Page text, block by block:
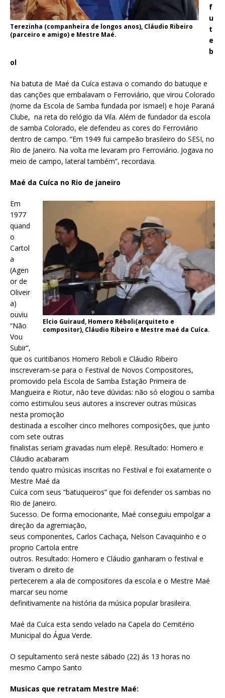
Terezinha (companheira de longos anos), Cláudio Ribeiro
(parceiro e amigo) e Mestre Maé.
f
u
t
e
b
ol
Na batuta de Maé da Cuíca estava o comando do batuque e
das canções que embalavam o Ferroviário, que virou Colorado
(nome da Escola de Samba fundada por Ismael) e hoje Paraná
Clube, na reta do relógio da Vila. Além de fundador da escola
de samba Colorado, ele defendeu as cores do Ferroviário
dentro de campo. “Em 1949 fui campeão brasileiro do SESI, no
Rio de Janeiro. Na volta me levaram pro Ferroviário. Jogava no
meio de campo, lateral também”, recordava.
Maé da Cuíca no Rio de janeiro
Elcio Guiraud, Homero Réboli(arquiteto e
compositor), Cláudio Ribeiro e Mestre maé da Cuíca.
Em
1977
quand
o
Cartol
a
(Agen
or de
Oliveir
a)
ouviu
“Não
Vou
Subir”,
que os curitibanos Homero Reboli e Cláudio Ribeiro
inscreveram-se para o Festival de Novos Compositores,
promovido pela Escola de Samba Estação Primeira de
Mangueira e Riotur, não teve dúvidas: não só elogiou o samba
como estimulou seus autores a inscrever outras músicas
nesta promoção
destinada a escolher cinco melhores composições, que junto
com sete outras
finalistas seriam gravadas num elepê. Resultado: Homero e
Cláudio acabaram
tendo quatro músicas inscritas no Festival e foi exatamente o
Mestre Maé da
Cuíca com seus “batuqueiros” que foi defender os sambas no
Rio de Janeiro.
Sucesso. De forma emocionante, Maé conseguiu empolgar a
direção da agremiação,
seus componentes, Carlos Cachaça, Nelson Cavaquinho e o
proprio Cartola entre
outros. Resultado: Homero e Cláudio ganharam o festival e
tiveram o direito de
pertecerem a ala de compositores da escola e o Mestre Maé
marcar seu nome
definitivamente na história da música popular brasileira.
Maé da Cuíca esta sendo velado na Capela do Cemitério
Municipal do Água Verde.
O sepultamento será neste sábado (22) ás 13 horas no
mesmo Campo Santo
Musicas que retratam Mestre Maé: